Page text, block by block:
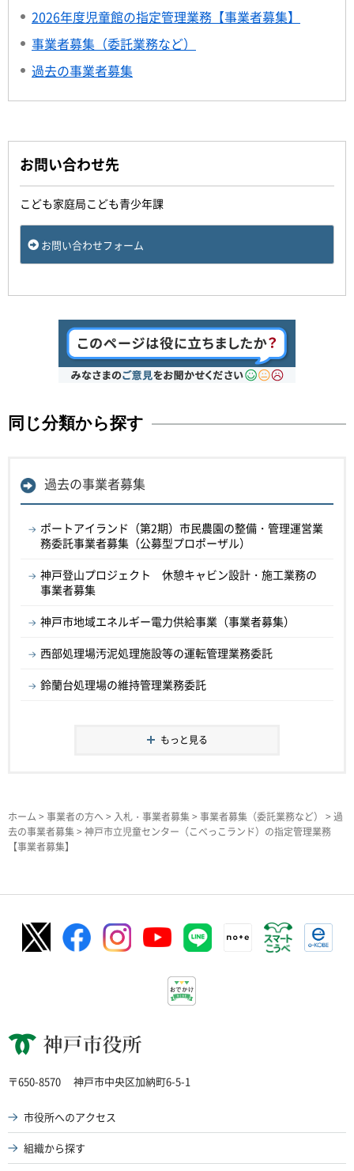
2026年度児童館の指定管理業務【事業者募集】
事業者募集（委託業務など）
過去の事業者募集
お問い合わせ先
こども家庭局こども青少年課
お問い合わせフォーム
同じ分類から探す
過去の事業者募集
ポートアイランド（第2期）市民農園の整備・管理運営業
務委託事業者募集（公募型プロポーザル）
神戸登山プロジェクト 休憩キャビン設計・施工業務の
事業者募集
神戸市地域エネルギー電力供給事業（事業者募集）
西部処理場汚泥処理施設等の運転管理業務委託
鈴蘭台処理場の維持管理業務委託
もっと見る
ホーム > 事業者の方へ > 入札・事業者募集> 事業者募集（委託業務など） > 過
去の事業者募集> 神戸市立児童センター（こべっこランド）の指定管理業務
【事業者募集】
神戸市役所
〒650-8570 神戸市中央区加納町6-5-1
市役所へのアクセス
組織から探す